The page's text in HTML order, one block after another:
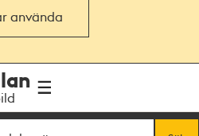
använda